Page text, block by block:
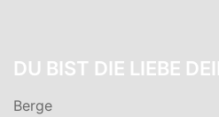
DU BIST DIE LIEBE
Berge